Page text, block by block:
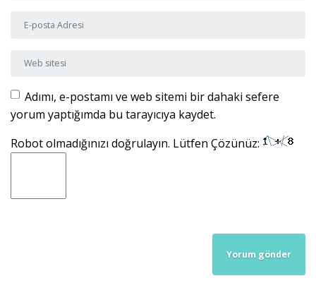
E-posta Adresi
Web sitesi
Adımı, e-postamı ve web sitemi bir dahaki sefere
yorum yaptığımda bu tarayıcıya kaydet.
Robot olmadığınızı doğrulayın. Lütfen Çözünüz: